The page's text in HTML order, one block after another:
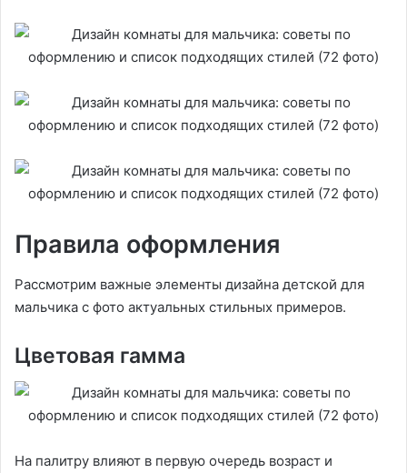
Правила оформления
Рассмотрим важные элементы дизайна детской для
мальчика с фото актуальных стильных примеров.
Цветовая гамма
На палитру влияют в первую очередь возраст и